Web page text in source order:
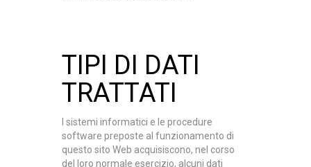
TIPI DI DATI
TRATTATI
I sistemi informatici e le procedure
software preposte al funzionamento di
questo sito Web acquisiscono, nel corso
del loro normale esercizio, alcuni dati